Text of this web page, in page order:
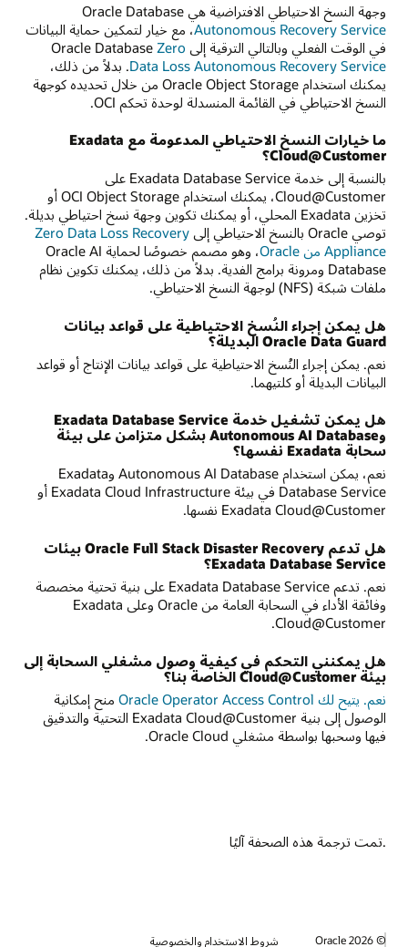
وجهة النسخ الاحتياطي الافتراضية هي Oracle Database
Autonomous Recovery Service، مع خيار لتمكين حماية البيانات
في الوقت الفعلي وبالتالي الترقية إلى Oracle Database Zero
Data Loss Autonomous Recovery Service. بدلاً من ذلك،
يمكنك استخدام Oracle Object Storage من خلال تحديده كوجهة
النسخ الاحتياطي في القائمة المنسدلة لوحدة تحكم OCI.
ما خيارات النسخ الاحتياطي المدعومة مع Exadata
Cloud@Customer؟
بالنسبة إلى خدمة Exadata Database Service على
Cloud@Customer، يمكنك استخدام OCI Object Storage أو
تخزين Exadata المحلي، أو يمكنك تكوين وجهة نسخ احتياطي بديلة.
توصي Oracle بالنسخ الاحتياطي إلى
Zero Data Loss Recovery
Appliance من Oracle
، وهو مصمم خصوصًا لحماية Oracle AI
Database ومرونة برامج الفدية. بدلاً من ذلك، يمكنك تكوين نظام
ملفات شبكة (NFS) لوجهة النسخ الاحتياطي.
هل يمكن إجراء النُسخ الاحتياطية على قواعد بيانات
Oracle Data Guard البديلة؟
نعم. يمكن إجراء النُسخ الاحتياطية على قواعد بيانات الإنتاج أو قواعد
البيانات البديلة أو كلتيهما.
هل يمكن تشغيل خدمة Exadata Database Service
وAutonomous AI Database بشكل متزامن على بيئة
سحابة Exadata نفسها؟
نعم، يمكن استخدام Autonomous AI Database وExadata
Database Service في بيئة Exadata Cloud Infrastructure أو
Exadata Cloud@Customer نفسها.
هل تدعم Oracle Full Stack Disaster Recovery بيئات
Exadata Database Service؟
نعم. تدعم Exadata Database Service على بنية تحتية مخصصة
وفائقة الأداء في السحابة العامة من Oracle وعلى Exadata
Cloud@Customer.
هل يمكنني التحكم في كيفية وصول مشغلي السحابة إلى
بيئة Cloud@Customer الخاصة بنا؟
نعم. يتيح لك Oracle Operator Access Control
منح إمكانية
الوصول إلى بنية Exadata Cloud@Customer التحتية والتدقيق
فيها وسحبها بواسطة مشغلي Oracle Cloud.
.تمت ترجمة هذه الصحفة آليًا
© 2026 Oracle شروط الاستخدام والخصوصية